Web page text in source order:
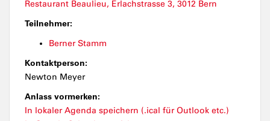
Restaurant Beaulieu, Erlachstrasse 3, 3012 Bern
Teilnehmer:
Berner Stamm
Kontaktperson:
Newton Meyer
Anlass vormerken:
In lokaler Agenda speichern (.ical für Outlook etc.)